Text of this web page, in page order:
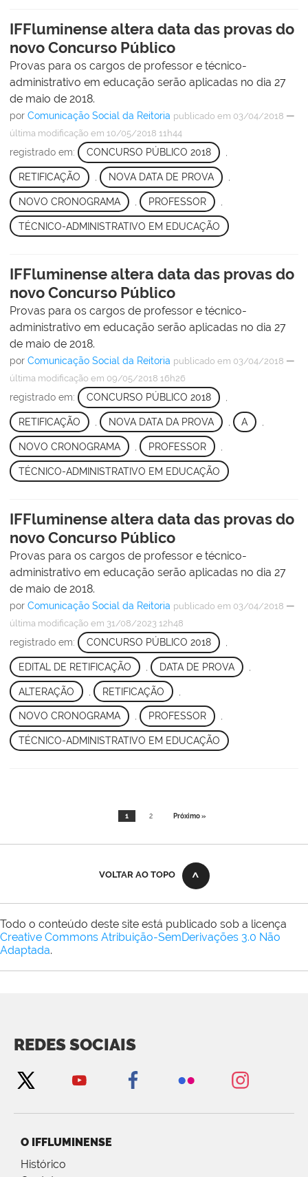
IFFluminense altera data das provas do
novo Concurso Público
Provas para os cargos de professor e técnico-
administrativo em educação serão aplicadas no dia 27
de maio de 2018.
por Comunicação Social da Reitoria publicado em 03/04/2018 —
última modificação em 10/05/2018 11h44
registrado em: CONCURSO PÚBLICO 2018 ,
RETIFICAÇÃO NOVA DATA DE PROVA
NOVO CRONOGRAMA PROFESSOR
TÉCNICO-ADMINISTRATIVO EM EDUCAÇÃO
IFFluminense altera data das provas do
novo Concurso Público
Provas para os cargos de professor e técnico-
administrativo em educação serão aplicadas no dia 27
de maio de 2018.
por Comunicação Social da Reitoria publicado em 03/04/2018 —
última modificação em 09/05/2018 16h26
registrado em: CONCURSO PÚBLICO 2018 ,
RETIFICAÇÃO NOVA DATA DA PROVA A
NOVO CRONOGRAMA PROFESSOR
TÉCNICO-ADMINISTRATIVO EM EDUCAÇÃO
IFFluminense altera data das provas do
novo Concurso Público
Provas para os cargos de professor e técnico-
administrativo em educação serão aplicadas no dia 27
de maio de 2018.
por Comunicação Social da Reitoria publicado em 03/04/2018 —
última modificação em 31/08/2023 12h48
registrado em: CONCURSO PÚBLICO 2018 ,
EDITAL DE RETIFICAÇÃO DATA DE PROVA
ALTERAÇÃO RETIFICAÇÃO
NOVO CRONOGRAMA , PROFESSOR ,
TÉCNICO-ADMINISTRATIVO EM EDUCAÇÃO
1 2 Próximo »
VOLTAR AO TOPO
Todo o conteúdo deste site está publicado sob a licença
Creative Commons Atribuição-SemDerivações 3.0 Não
Adaptada.
REDES SOCIAIS
O IFFLUMINENSE
Histórico